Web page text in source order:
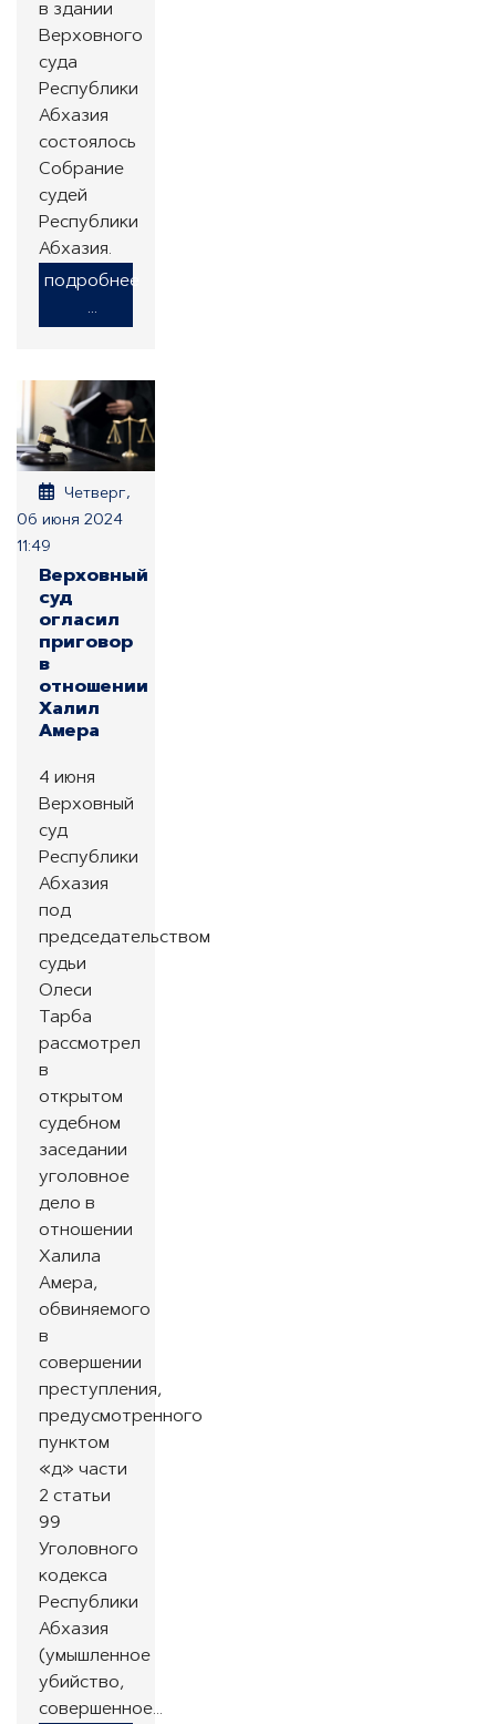
в здании
Верховного
суда
Республики
Абхазия
состоялось
Собрание
судей
Республики
Абхазия.
подробнее
...
Четверг,
06 июня 2024
11:49
Верховный
суд
огласил
приговор
в
отношении
Халил
Амера
4 июня
Верховный
суд
Республики
Абхазия
под
председательством
судьи
Олеси
Тарба
рассмотрел
в
открытом
судебном
заседании
уголовное
дело в
отношении
Халила
Амера,
обвиняемого
в
совершении
преступления,
предусмотренного
пунктом
«д» части
2 статьи
99
Уголовного
кодекса
Республики
Абхазия
(умышленное
убийство,
совершенное…